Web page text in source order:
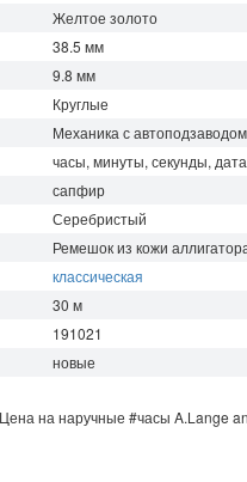
Желтое золото
38.5 мм
9.8 мм
Круглые
Механика с автоподзаводом
часы, минуты, секунды,
сапфир
Серебристый
Ремешок из кожи
классическая
30 м
191021
новые
на наручные #часы A.Lange